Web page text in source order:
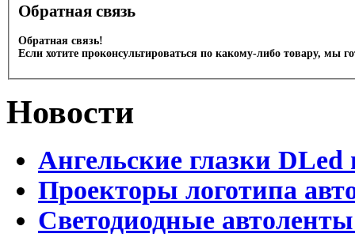
Обратная связь
Обратная связь!
Если хотите проконсультироваться по какому-либо товару, мы
Новости
Ангельские глазки DLed
Проекторы логотипа
Светодиодные